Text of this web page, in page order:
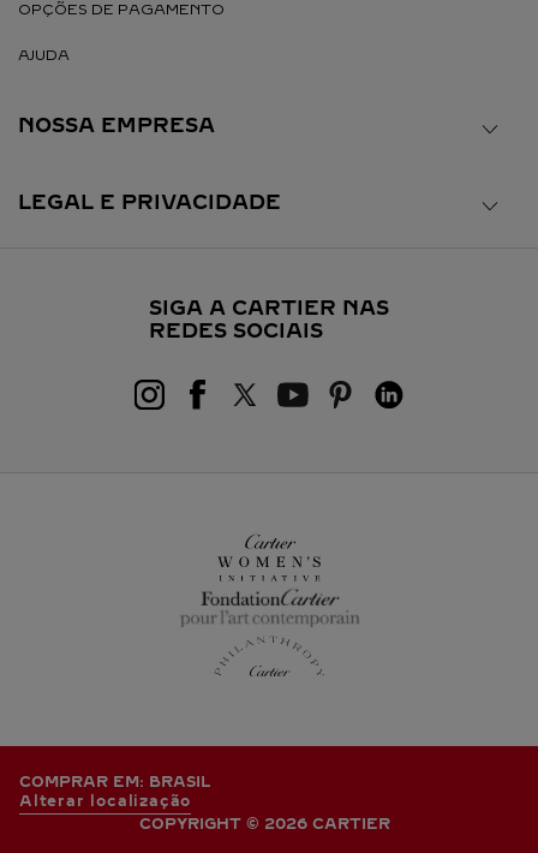
OPÇÕES DE PAGAMENTO
AJUDA
NOSSA EMPRESA
LEGAL E PRIVACIDADE
SIGA A CARTIER NAS
REDES SOCIAIS
COMPRAR EM: BRASIL
Alterar localização
COPYRIGHT © 2026 CARTIER